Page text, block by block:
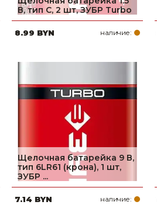
В, тип С, 2 шт, ЗУБР Turbo
8.99 BYN наличие:
Щелочная батарейка 9 В,
тип 6LR61 (крона), 1 шт,
ЗУБР ...
7.14 BYN наличие: